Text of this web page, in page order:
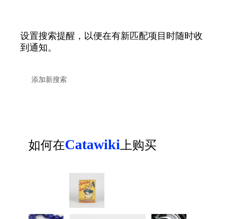
设置搜索提醒，以便在有新匹配项目时随时收
到通知。
如何在Catawiki上购买